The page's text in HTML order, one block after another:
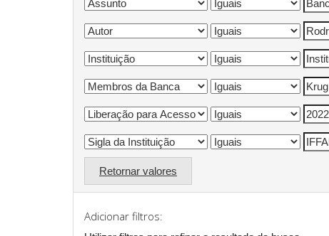
Retornar valores
Adicionar filtros: